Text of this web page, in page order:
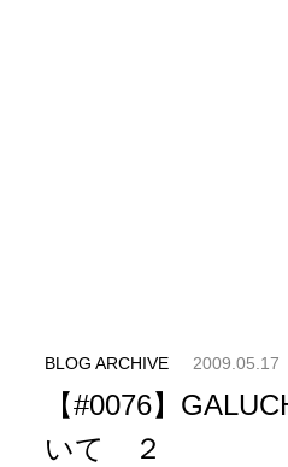
BLOG ARCHIVE 2009.05.17
【#0076】
いて ２